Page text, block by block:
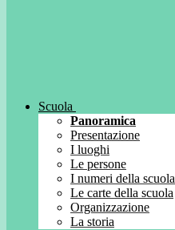
Scuola
Panoramica
Presentazione
I luoghi
Le persone
I numeri della scuola
Le carte della scuola
Organizzazione
La storia